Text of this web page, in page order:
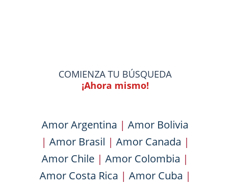
COMIENZA TU BÚSQUEDA
¡Ahora mismo!
Amor Argentina | Amor Bolivia
| Amor Brasil | Amor Canada |
Amor Chile | Amor Colombia |
Amor Costa Rica | Amor Cuba |